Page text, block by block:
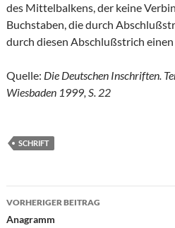
des Mittelbalkens, der keine
Buchstaben, die durch
durch diesen Abschlußstrich
Quelle: Die Deutschen Inschriften.
Wiesbaden 1999, S. 22
SCHRIFT
Beitragsnavigation
VORHERIGER BEITRAG
Anagramm